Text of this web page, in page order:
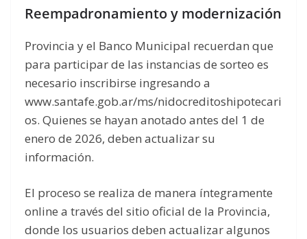
Reempadronamiento y modernización
Provincia y el Banco Municipal recuerdan que
para participar de las instancias de sorteo es
necesario inscribirse ingresando a
www.santafe.gob.ar/ms/nidocreditoshipotecari
os. Quienes se hayan anotado antes del 1 de
enero de 2026, deben actualizar su
información.
El proceso se realiza de manera íntegramente
online a través del sitio oficial de la Provincia,
donde los usuarios deben actualizar algunos